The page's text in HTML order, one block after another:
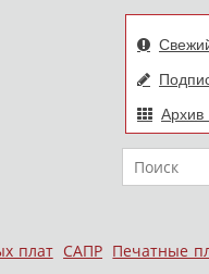
Архив
Поиск
плат САПР Печатные